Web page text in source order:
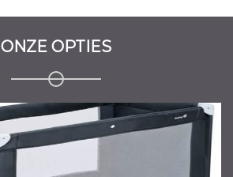
ONZE OPTIES